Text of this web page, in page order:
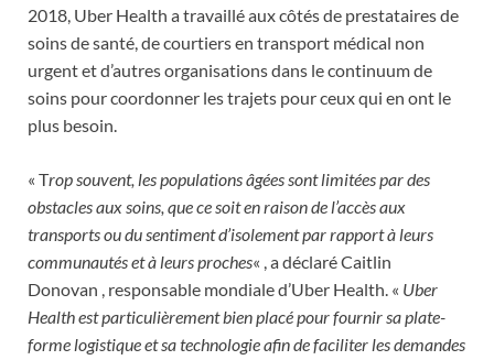
2018, Uber Health a travaillé aux côtés de prestataires de
soins de santé, de courtiers en transport médical non
urgent et d’autres organisations dans le continuum de
soins pour coordonner les trajets pour ceux qui en ont le
plus besoin.
« Trop souvent, les populations âgées sont limitées par des
obstacles aux soins, que ce soit en raison de l’accès aux
transports ou du sentiment d’isolement par rapport à leurs
communautés et à leurs proches« , a déclaréCaitlin
Donovan , responsable mondiale d’Uber Health. « Uber
Health est particulièrement bien placé pour fournir sa plate-
forme logistique et sa technologie afin de faciliter les demandes